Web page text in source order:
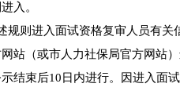
入。
规则进入面试资格复审人员有
站（或市人力社保局官方网站
结束后10日内进行。因进入面